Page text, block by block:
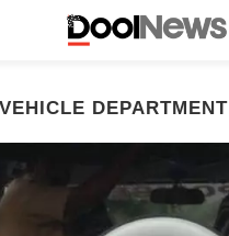
VEHICLE DEPARTMENT